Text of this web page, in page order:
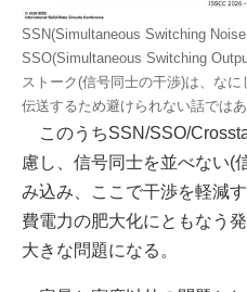
SSN(Simultaneous Switching
SSO(Simultaneous Switching
ストーク(信号同士の干渉)は、な
伝送するため避けられない話では
このうちSSN/SSO/
慮し、信号同士を並べない(
み込み、ここで干渉を軽減
費電力の肥大化にともなう
大きな問題になる。